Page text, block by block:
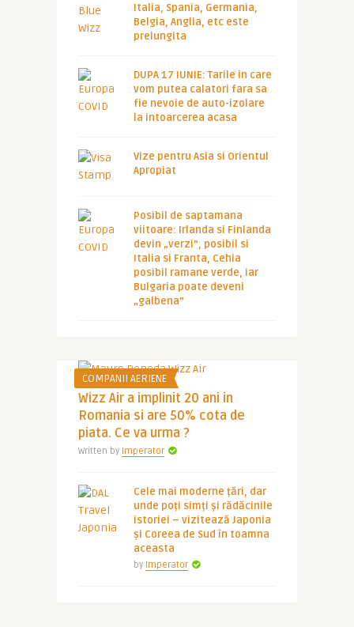
Italia, Spania, Germania,
Belgia, Anglia, etc este
prelungita
DUPA 17 IUNIE: Tarile in care
vom putea calatori fara sa
fie nevoie de auto-izolare
la intoarcerea acasa
Vize pentru Asia si Orientul
Apropiat
Posibil de saptamana
viitoare: Irlanda si Finlanda
devin „verzi”, posibil si
Italia si Franta, Cehia
posibil ramane verde, iar
Bulgaria poate deveni
„galbena”
COMPANII AERIENE
Wizz Air a implinit 20 ani in
Romania si are 50% cota de
piata. Ce va urma ?
Written by Imperator
Cele mai moderne țări, dar
unde poți simți și rădăcinile
istoriei – vizitează Japonia
și Coreea de Sud în toamna
aceasta
by Imperator